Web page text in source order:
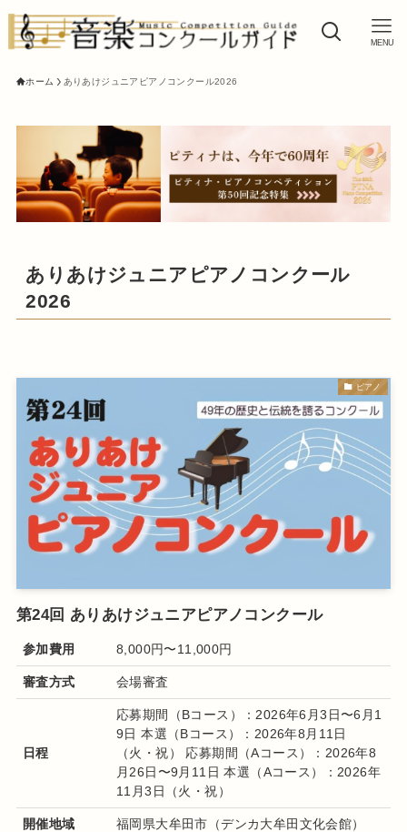
MENU
ホーム ありあけジュニアピアノコンクール2026
ありあけジュニアピアノコンクール
2026
ピアノ
第24回 ありあけジュニアピアノコンクール
参加費用 8,000円〜11,000円
審査方式 会場審査
日程
応募期間（Bコース）：2026年6月3日〜6月1
9日 本選（Bコース）：2026年8月11日
（火・祝）
応募期間（Aコース）：2026年8
月26日〜9月11日 本選（Aコース）：2026年
11月3日（火・祝）
開催地域 福岡県大牟田市（デンカ大牟田文化会館）